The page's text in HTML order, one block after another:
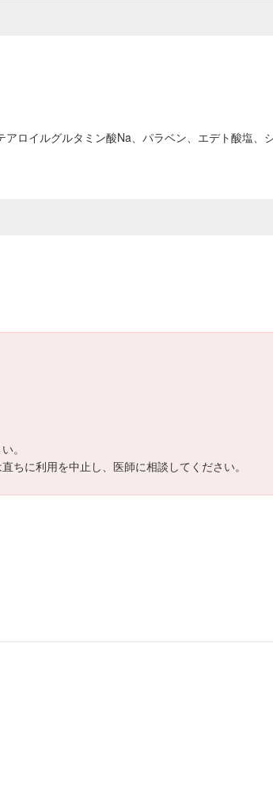
ロイルグルタミン酸Na、パラベン、エデト酸塩、
。
ちに利用を中止し、医師に相談してください。